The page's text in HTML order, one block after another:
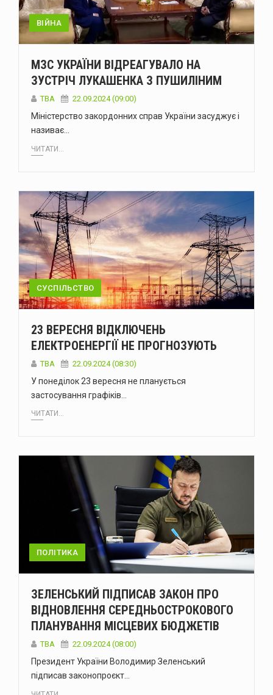
ВІЙНА
МЗС УКРАЇНИ ВІДРЕАГУВАЛО НА
ЗУСТРІЧ ЛУКАШЕНКА З ПУШИЛІНИМ
ТВА 22.09.2024 (09:00)
Міністерство закордонних справ України засуджує і
називає…
ЧИТАТИ...
СУСПІЛЬСТВО
23 ВЕРЕСНЯ ВІДКЛЮЧЕНЬ
ЕЛЕКТРОЕНЕРГІЇ НЕ ПРОГНОЗУЮТЬ
ТВА 22.09.2024 (08:30)
У понеділок 23 вересня не планується
застосування графіків…
ЧИТАТИ...
ПОЛІТИКА
ЗЕЛЕНСЬКИЙ ПІДПИСАВ ЗАКОН ПРО
ВІДНОВЛЕННЯ СЕРЕДНЬОСТРОКОВОГО
ПЛАНУВАННЯ МІСЦЕВИХ БЮДЖЕТІВ
ТВА 22.09.2024 (08:00)
Президент України Володимир Зеленський
підписав законопроєкт…